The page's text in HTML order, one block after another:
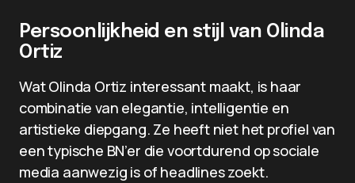
Persoonlijkheid en stijl van Olinda
Ortiz
Wat Olinda Ortiz interessant maakt, is haar
combinatie van elegantie, intelligentie en
artistieke diepgang. Ze heeft niet het profiel van
een typische BN’er die voortdurend op sociale
media aanwezig is of headlines zoekt.